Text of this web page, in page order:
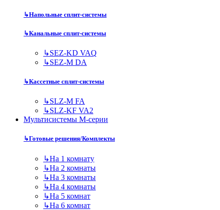
↳Напольные сплит-системы
↳Канальные сплит-системы
↳SEZ-KD VAQ
↳SEZ-M DA
↳Кассетные сплит-системы
↳SLZ-M FA
↳SLZ-KF VA2
Мультисистемы M-серии
↳Готовые решения/Комплекты
↳На 1 комнату
↳На 2 комнаты
↳На 3 комнаты
↳На 4 комнаты
↳На 5 комнат
↳На 6 комнат